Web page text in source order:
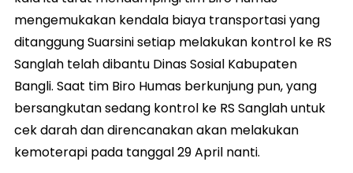
mengemukakan kendala biaya transportasi yang
ditanggung Suarsini setiap melakukan kontrol ke RS
Sanglah telah dibantu Dinas Sosial Kabupaten
Bangli. Saat tim Biro Humas berkunjung pun, yang
bersangkutan sedang kontrol ke RS Sanglah untuk
cek darah dan direncanakan akan melakukan
kemoterapi pada tanggal 29 April nanti.